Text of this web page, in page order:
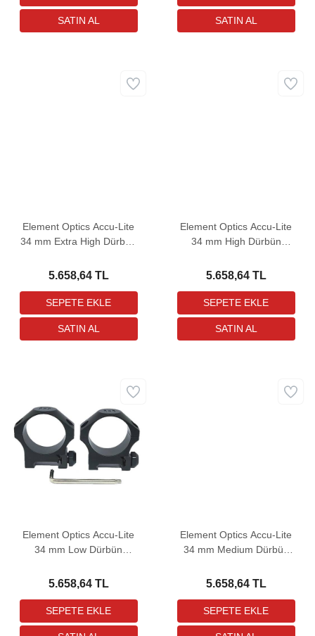
Element Optics Accu-Lite
34 mm Extra High Dürbün
5.658,64 TL
Element Optics Accu-Lite
34 mm High Dürbün
5.658,64 TL
Element Optics Accu-Lite
34 mm Low Dürbün
5.658,64 TL
Element Optics Accu-Lite
34 mm Medium Dürbün
5.658,64 TL